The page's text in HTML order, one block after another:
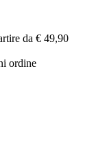
da € 49,90
ordine